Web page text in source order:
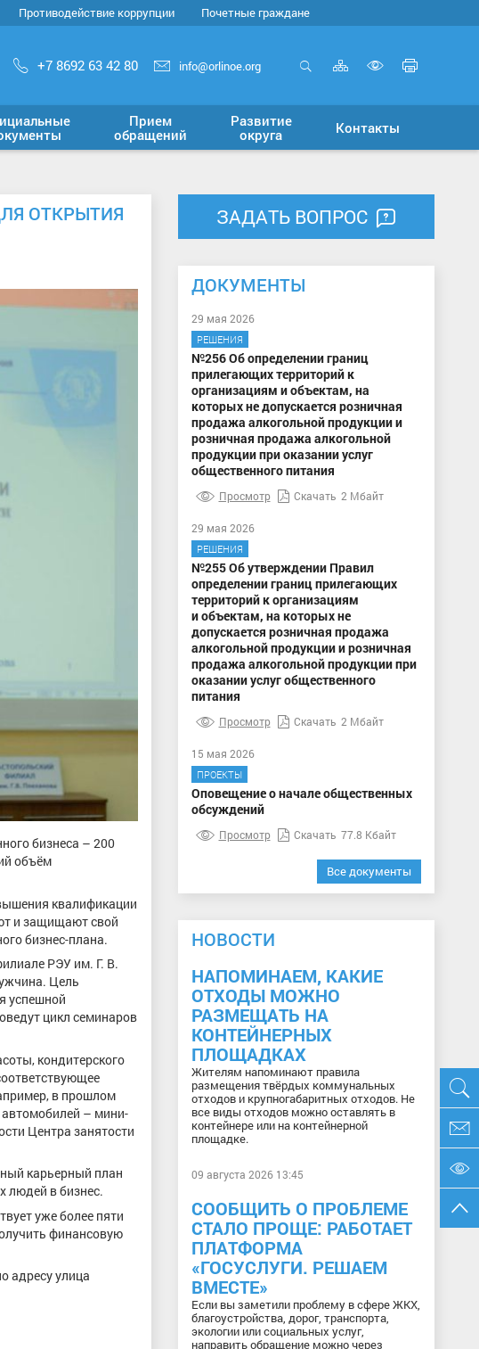
Противодействие коррупции Почетные граждане
+7 8692 63 42 80 info@orlinoe.org Карта
сайта
версию
для
Прием
обращений
Развитие
округа
Контакты
ОТКРЫТИЯ
бизнеса – 200
объём
квалификации
и защищают свой
бизнес-плана.
РЭУ им. Г. В.
Цель
успешной
цикл семинаров
кондитерского
в прошлом
автомобилей – мини-
Центра занятости
карьерный план
людей в бизнес.
уже более пяти
финансовую
адресу улица
ЗАДАТЬ ВОПРОС
ДОКУМЕНТЫ
29 мая 2026
РЕШЕНИЯ
№256 Об определении границ
прилегающих территорий к
организациям и объектам, на
которых не допускается розничная
продажа алкогольной продукции и
розничная продажа алкогольной
продукции при оказании услуг
общественного питания
Просмотр Скачать 2 Мбайт
29 мая 2026
РЕШЕНИЯ
№255 Об утверждении Правил
определении границ прилегающих
территорий к организациям
и объектам, на которых не
допускается розничная продажа
алкогольной продукции и розничная
продажа алкогольной продукции при
оказании услуг общественного
питания
Просмотр Скачать 2 Мбайт
15 мая 2026
ПРОЕКТЫ
Оповещение о начале общественных
обсуждений
Просмотр Скачать 77.8 Кбайт
Все документы
НОВОСТИ
НАПОМИНАЕМ, КАКИЕ
ОТХОДЫ МОЖНО
РАЗМЕЩАТЬ НА
КОНТЕЙНЕРНЫХ
ПЛОЩАДКАХ
Жителям напоминают правила
размещения твёрдых коммунальных
отходов и крупногабаритных отходов. Не
все виды отходов можно оставлять в
контейнере или на контейнерной
площадке.
09 августа 2026 13:45
СООБЩИТЬ О ПРОБЛЕМЕ
СТАЛО ПРОЩЕ: РАБОТАЕТ
ПЛАТФОРМА
«ГОСУСЛУГИ. РЕШАЕМ
ВМЕСТЕ»
Если вы заметили проблему в сфере ЖКХ,
благоустройства, дорог, транспорта,
экологии или социальных услуг,
направить обращение можно через